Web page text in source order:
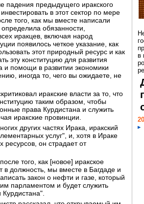
падения предыдущего иракского
в этот сектор по мере
того, как мы вместе написали
обязанности,
иракцев, включая народ
появилось четкое указание, как
этот природный ресурс и как
эту конституцию для развития
и помощи в развитии экономики
иногда то, чего вы ожидаете, не
иракские власти за то, что
таким образом, чтобы
права Курдистана и служить
иракские провинции.
других частях Ирака, иракский
услуг", и, хотя в Ираке
ресурсов, он страдает от
того, как [новое] иракское
в должность, мы вместе в Багдаде и
закон о нефти и газе, который
парламентом и будет служить
в